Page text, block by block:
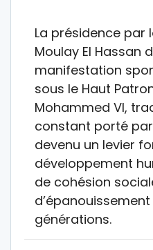
La présidence par
Moulay El Hassan
manifestation
sous le Haut
Mohammed VI,
constant porté
devenu un levier
développement
de cohésion
générations.